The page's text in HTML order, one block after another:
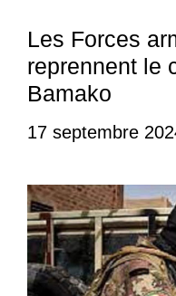
Les Forces
reprennent le
Bamako
17 septembre